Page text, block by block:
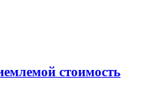
стоимость